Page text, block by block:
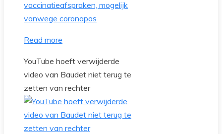
Read more
YouTube hoeft verwijderde
video van Baudet niet terug te
zetten van rechter